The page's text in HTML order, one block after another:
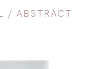
/ ABSTRACT